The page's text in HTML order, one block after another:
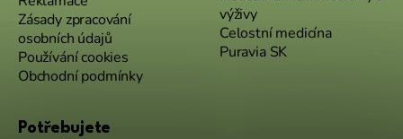
Zásady zpracování
osobních údajů
Používání cookies
Obchodní podmínky
výživy
Celostní medicína
Puravia SK
Potřebujete